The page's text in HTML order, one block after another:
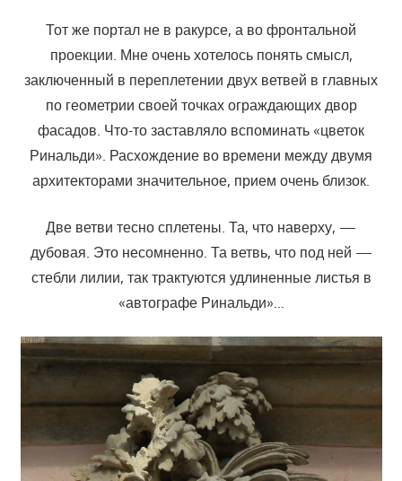
Тот же портал не в ракурсе, а во фронтальной
проекции. Мне очень хотелось понять смысл,
заключенный в переплетении двух ветвей в главных
по геометрии своей точках ограждающих двор
фасадов. Что-то заставляло вспоминать «цветок
Ринальди». Расхождение во времени между двумя
архитекторами значительное, прием очень близок.
Две ветви тесно сплетены. Та, что наверху, —
дубовая. Это несомненно. Та ветвь, что под ней —
стебли лилии, так трактуются удлиненные листья в
«автографе Ринальди»…